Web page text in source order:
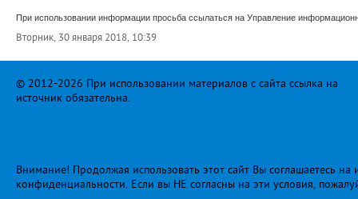
При использовании информации просьба ссылаться на Управление
Вторник, 30 января 2018, 10:39
© 2012-2026 При использовании материалов с сайта ссылка на
источник обязательна.
Внимание! Продолжая использовать этот сайт Вы соглашаетесь
конфиденциальности. Если вы НЕ согласны на эти условия,